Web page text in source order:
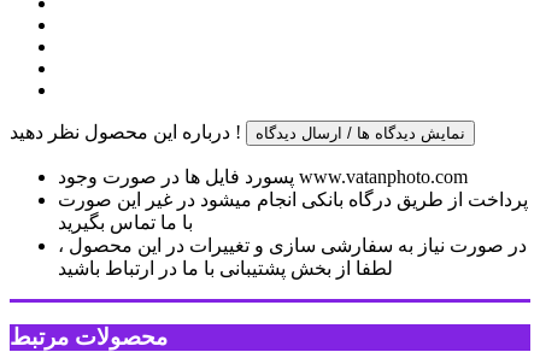
درباره این محصول نظر دهید ! نمایش دیدگاه ها / ارسال دیدگاه
پسورد فایل ها در صورت وجود www.vatanphoto.com
پرداخت از طریق درگاه بانکی انجام میشود در غیر این صورت
با ما تماس بگیرید
در صورت نیاز به سفارشی سازی و تغییرات در این محصول ،
لطفا از بخش پشتیبانی با ما در ارتباط باشید
محصولات مرتبط